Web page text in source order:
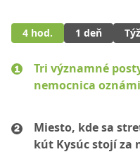
4 hod. 1 deň
Tri významné
nemocnica
Miesto, kde sa
kút Kysúc stojí za